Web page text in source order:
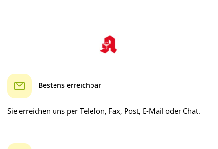
Bestens erreichbar
Sie erreichen uns per Telefon, Fax, Post, E-Mail oder Chat.